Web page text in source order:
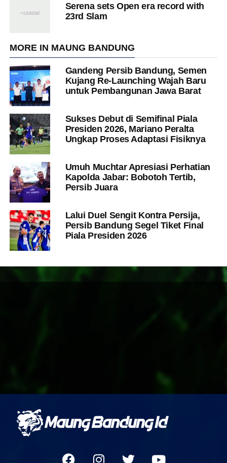
Serena sets Open era record with
23rd Slam
MORE IN MAUNG BANDUNG
Gandeng Persib Bandung, Semen
Kujang Re-Launching Wajah Baru
untuk Pembangunan Jawa Barat
Sukses Debut di Semifinal Piala
Presiden 2026, Mariano Peralta
Ungkap Proses Adaptasi Fisiknya
Umuh Muchtar Apresiasi Perhatian
Kapolda Jabar: Bobotoh Tertib,
Persib Juara
Lalui Duel Sengit Kontra Persija,
Persib Bandung Segel Tiket Final
Piala Presiden 2026